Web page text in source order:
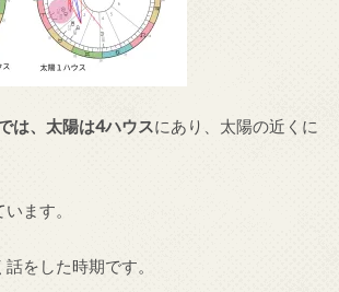
は、太陽は4ハウスにあり、太陽の近くに
ます。
をした時期です。